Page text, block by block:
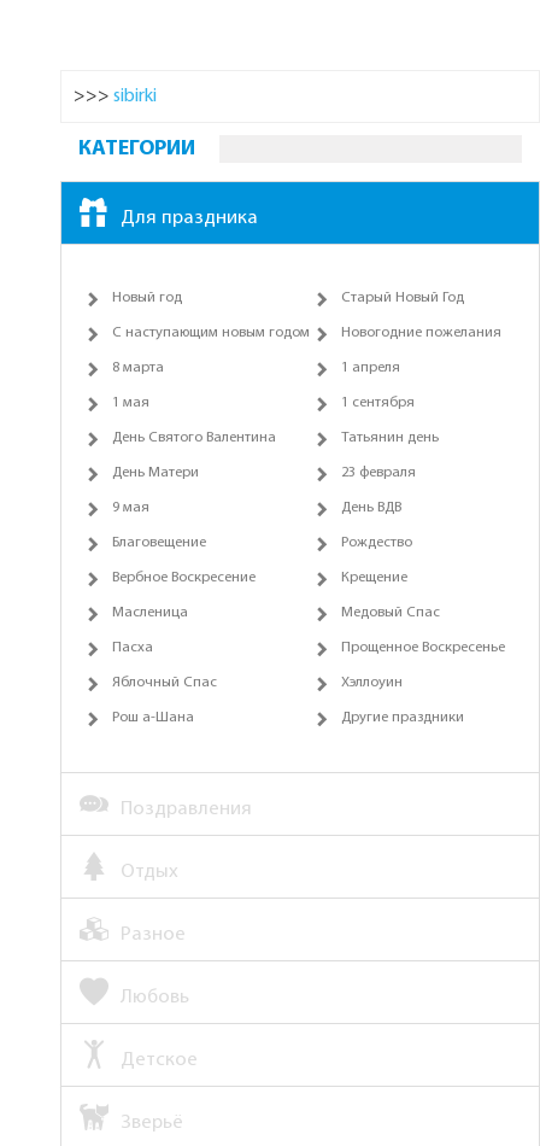
>>> sibirki
КАТЕГОРИИ
Для праздника
Новый год Старый Новый Год
С наступающим новым годом Новогодние пожелания
8 марта 1 апреля
1 мая 1 сентября
День Святого Валентина Татьянин день
День Матери 23 февраля
9 мая День ВДВ
Благовещение Рождество
Вербное Воскресение Крещение
Масленица Медовый Спас
Пасха Прощенное Воскресенье
Яблочный Спас Хэллоуин
Рош а-Шана Другие праздники
Поздравления
Отдых
Разное
Любовь
Детское
Зверьё